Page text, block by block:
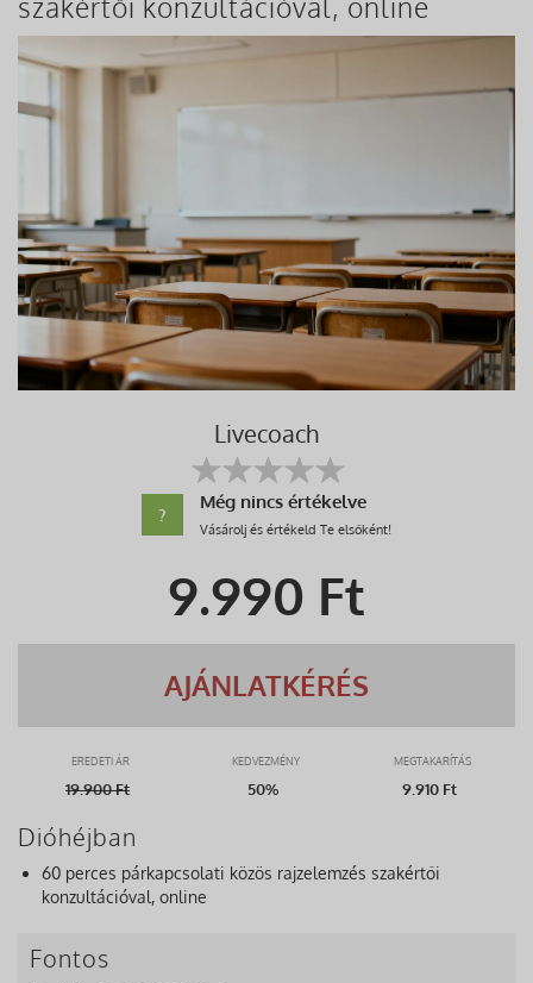
Livecoach
?
Még nincs értékelve
Vásárolj és értékeld Te elsőként!
9.990 Ft
AJÁNLATKÉRÉS
EREDETI ÁR KEDVEZMÉNY MEGTAKARÍTÁS
19.900Ft 50% 9.910 Ft
Dióhéjban
60 perces párkapcsolati közös rajzelemzés szakértői
konzultációval, online
Fontos